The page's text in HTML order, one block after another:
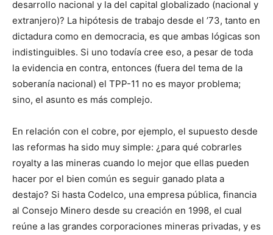
desarrollo nacional y la del capital globalizado (nacional y
extranjero)? La hipótesis de trabajo desde el ’73, tanto en
dictadura como en democracia, es que ambas lógicas son
indistinguibles. Si uno todavía cree eso, a pesar de toda
la evidencia en contra, entonces (fuera del tema de la
soberanía nacional) el TPP-11 no es mayor problema;
sino, el asunto es más complejo.
En relación con el cobre, por ejemplo, el supuesto desde
las reformas ha sido muy simple: ¿para qué cobrarles
royalty a las mineras cuando lo mejor que ellas pueden
hacer por el bien común es seguir ganado plata a
destajo? Si hasta Codelco, una empresa pública, financia
al Consejo Minero desde su creación en 1998, el cual
reúne a las grandes corporaciones mineras privadas, y es